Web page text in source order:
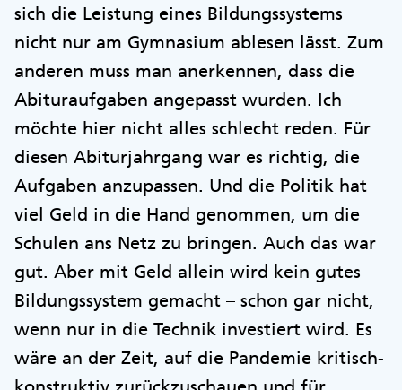
sich die Leistung eines Bildungssystems
nicht nur am Gymnasium ablesen lässt. Zum
anderen muss man anerkennen, dass die
Abituraufgaben angepasst wurden. Ich
möchte hier nicht alles schlecht reden. Für
diesen Abiturjahrgang war es richtig, die
Aufgaben anzupassen. Und die Politik hat
viel Geld in die Hand genommen, um die
Schulen ans Netz zu bringen. Auch das war
gut. Aber mit Geld allein wird kein gutes
Bildungssystem gemacht – schon gar nicht,
wenn nur in die Technik investiert wird. Es
wäre an der Zeit, auf die Pandemie kritisch-